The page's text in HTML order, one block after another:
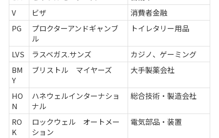
V
ビザ
消費者金融
PG
プロクターアンドギャンブ
ル
トイレタリー用品
LVS ラスベガス.サンズ
カジノ、ゲーミング
BM
Y
ブリストル マイヤーズ 大手製薬会社
HO
N
ハネウェルインターナショ
ナル
総合技術・製造会社
RO
K
ロックウェル オートメー
ション
電気部品・装置